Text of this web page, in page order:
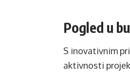
Pogled u
S inovativnim
aktivnosti